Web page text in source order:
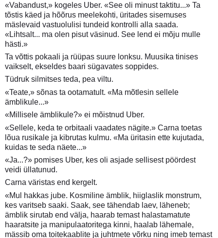
«Vabandust,» kogeles Uber. «See oli minust taktitu...» Ta
tõstis käed ja hõõrus meelekohti, üritades sisemuses
mäslevaid vastuolulisi tundeid kontrolli alla saada.
«Lihtsalt... ma olen pisut väsinud. See lend ei mõju mulle
hästi.»
Ta võttis pokaali ja rüüpas suure lonksu. Muusika tinises
vaikselt, ekseldes baari sügavates soppides.
Tüdruk silmitses teda, pea viltu.
«Teate,» sõnas ta ootamatult. «Ma mõtlesin sellele
ämblikule...»
«Millisele ämblikule?» ei mõistnud Uber.
«Sellele, keda te orbitaali vaadates nägite.» Carna toetas
lõua rusikale ja kibrutas kulmu. «Ma üritasin ette kujutada,
kuidas te seda näete...»
«Ja...?» pomises Uber, kes oli asjade sellisest pöördest
veidi üllatunud.
Carna väristas end kergelt.
«Mul hakkas jube. Kosmiline ämblik, hiiglaslik monstrum,
kes varitseb saaki. Saak, see tähendab laev, läheneb;
ämblik sirutab end välja, haarab temast halastamatute
haaratsite ja manipulaatoritega kinni, haalab lähemale,
mässib oma toitekaablite ja juhtmete võrku ning imeb temast